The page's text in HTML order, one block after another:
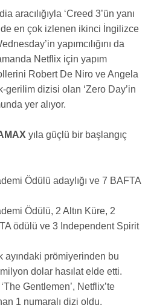
aracılığıyla ‘Creed 3’ün yanı
en çok izlenen ikinci İngilizce
yapımcılığını da
Netflix için yapım
Robert De Niro ve Angela
gerilim dizisi olan ‘Zero Day’in
yer alıyor.
yıla güçlü bir başlangıç
Ödülü adaylığı ve 7 BAFTA
Ödülü, 2 Altın Küre, 2
ödülü ve 3 Independent Spirit
ayındaki prömiyerinden bu
dolar hasılat elde etti.
Gentlemen’, Netflix’te
1 numaralı dizi oldu.